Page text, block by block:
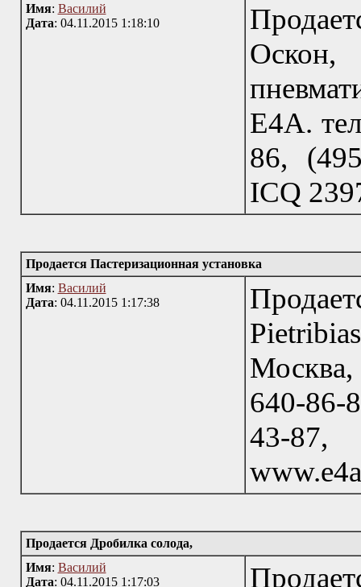
Имя: Василий
Дата: 04.11.2015 1:18:10
Е4А.
86,
IСQ
Продается Пастеризационная установка
Имя: Василий
Дата: 04.11.2015 1:17:38
Москва,
640-86-
43-
Продается Дробилка солода,
Имя: Василий
Дата: 04.11.2015 1:17:03